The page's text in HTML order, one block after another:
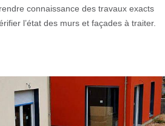
connaissance des travaux exacts
l’état des murs et façades à traiter.